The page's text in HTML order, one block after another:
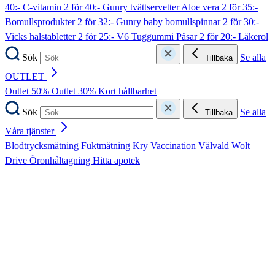
40:- C-vitamin 2 för 40:- Gunry tvättservetter Aloe vera 2 för 35:-
Bomullsprodukter2 för 32:- Gunry baby bomullspinnar2 för 30:-
Vicks halstabletter2 för 25:- V6 Tuggummi Påsar2 för 20:- Läkerol
Sök
Tillbaka
Se alla
OUTLET
Outlet 50% Outlet 30% Kort hållbarhet
Sök
Tillbaka
Se alla
Våra tjänster
Blodtrycksmätning Fuktmätning Kry Vaccination Välvald Wolt
Drive Öronhåltagning Hitta apotek